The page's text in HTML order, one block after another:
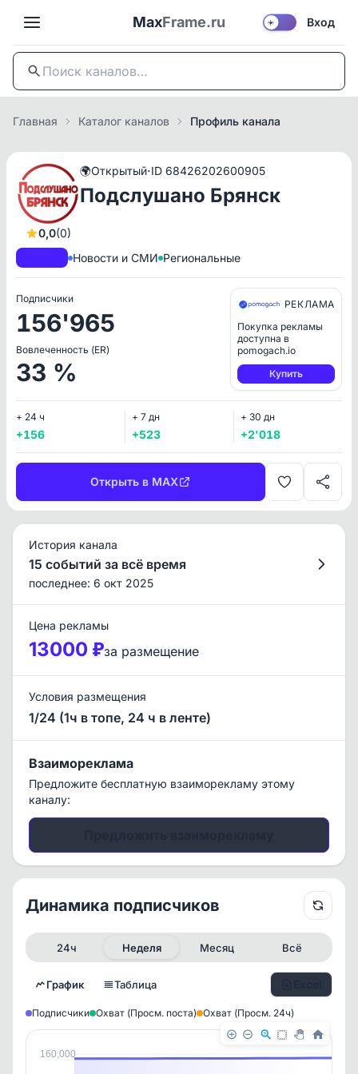
MaxFrame.ru ☀️ Вход
Главная Каталог каналов Профиль канала
0,0(0)
🌍Открытый·ID 68426202600905
Подслушано Брянск
Новости и СМИ Региональные
Подписчики
156'965
Вовлеченность (ER)
33 %
РЕКЛАМА
Покупка рекламы
доступна в
pomogach.io
Купить
+ 24 ч
+156
+ 7 дн
+523
+ 30 дн
+2'018
Открыть в MAX
История канала
15 событий за всё время
последнее: 6 окт 2025
Цена рекламы
13000 ₽за размещение
Условия размещения
1/24 (1ч в топе, 24 ч в ленте)
Взаимореклама
Предложите бесплатную взаиморекламу этому
каналу:
Динамика подписчиков
24ч Неделя Месяц Всё
График Таблица
Подписчики Охват (Просм. поста) Охват (Просм. 24ч)
160,000